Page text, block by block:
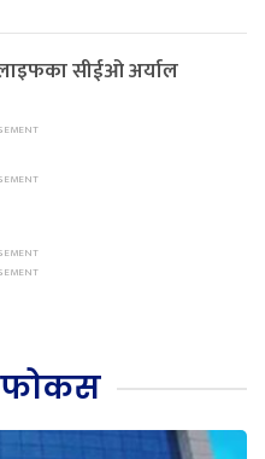
सीईओ अर्याल
फोकस